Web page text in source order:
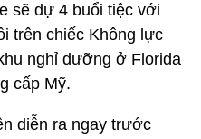
sẽ dự 4 buổi tiệc với
trên chiếc Không lực
nghỉ dưỡng ở Florida
cấp Mỹ.
diễn ra ngay trước